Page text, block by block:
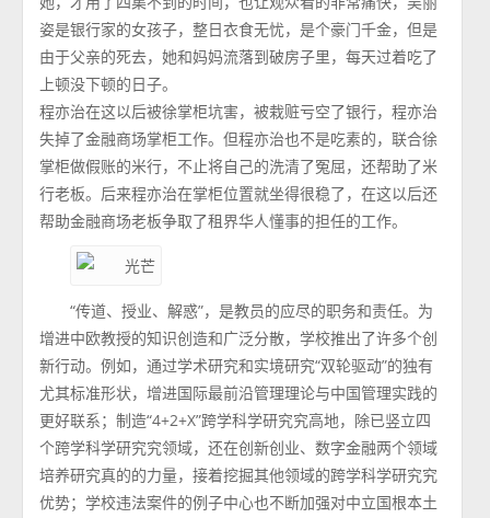
姿是银行家的女孩子，整日衣食无忧，是个豪门千金，但是
由于父亲的死去，她和妈妈流落到破房子里，每天过着吃了
上顿没下顿的日子。
程亦治在这以后被徐掌柜坑害，被栽赃亏空了银行，程亦治
失掉了金融商场掌柜工作。但程亦治也不是吃素的，联合徐
掌柜做假账的米行，不止将自己的洗清了冤屈，还帮助了米
行老板。后来程亦治在掌柜位置就坐得很稳了，在这以后还
帮助金融商场老板争取了租界华人懂事的担任的工作。
“传道、授业、解惑”，是教员的应尽的职务和责任。为
增进中欧教授的知识创造和广泛分散，学校推出了许多个创
新行动。例如，通过学术研究和实境研究“双轮驱动”的独有
尤其标准形状，增进国际最前沿管理理论与中国管理实践的
更好联系；制造“4+2+X”跨学科学研究究高地，除已竖立四
个跨学科学研究究领域，还在创新创业、数字金融两个领域
培养研究真的的力量，接着挖掘其他领域的跨学科学研究究
优势；学校违法案件的例子中心也不断加强对中立国根本土